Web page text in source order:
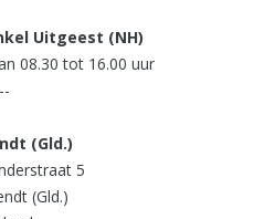
Uitgeest (NH)
08.30 tot 16.00 uur
(Gld.)
5
(Gld.)